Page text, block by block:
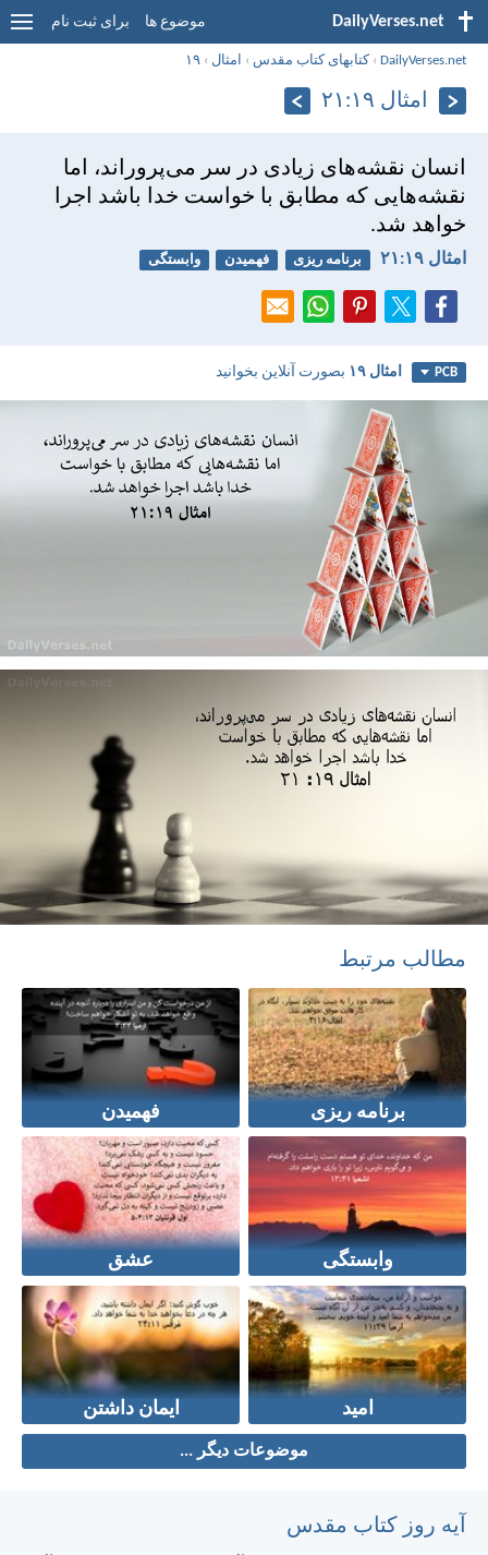
DailyVerses.net موضوع ها برای ثبت نام
DailyVerses.net
›کتابهای کتاب مقدس › امثال ›۱۹
امثال ۱۹:‏۲۱
انسان نقشه‌های زيادی در سر می‌پروراند، اما
نقشه‌هايی كه مطابق با خواست خدا باشد اجرا
خواهد شد.
امثال ۱۹:‏۲۱ برنامه ریزی فهمیدن وابستگی
PCB امثال ۱۹ بصورت آنلاین بخوانید
مطالب مرتبط
برنامه ریزی فهمیدن
وابستگی عشق
امید ایمان داشتن
موضوعات دیگر ...
آیه روز کتاب مقدس